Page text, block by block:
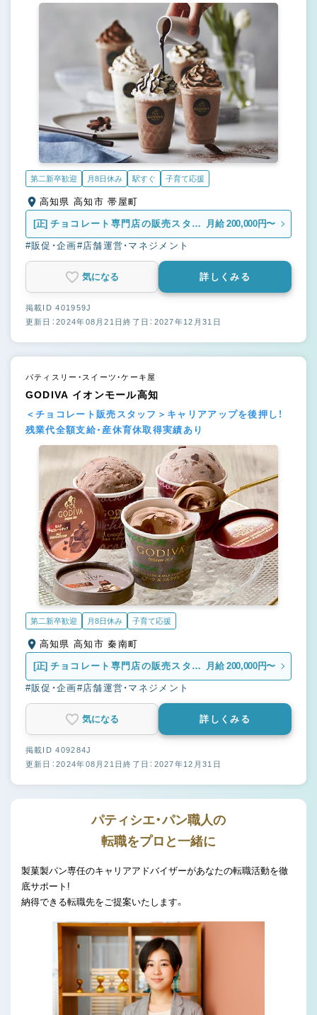
第二新卒歓迎 月8日休み 駅すぐ 子育て応援
高知県 高知市 帯屋町
[正] チョコレート専門店の販売スタッ
フ
月給 200,000円〜
#販促・企画#店舗運営・マネジメント
気になる 詳しくみる
掲載ID 401959J
更新日：2024年08月21日終了日：2027年12月31日
パティスリー・スイーツ・ケーキ屋
GODIVA イオンモール高知
＜チョコレート販売スタッフ＞キャリアアップを後押し！
残業代全額支給・産休育休取得実績あり
第二新卒歓迎 月8日休み 子育て応援
高知県 高知市 秦南町
[正] チョコレート専門店の販売スタッ
フ
月給 200,000円〜
#販促・企画#店舗運営・マネジメント
気になる 詳しくみる
掲載ID 409284J
更新日：2024年08月21日終了日：2027年12月31日
パティシエ・パン職人の
転職をプロと一緒に
製菓製パン専任のキャリアアドバイザーがあなたの転職活動を徹
底サポート!
納得できる転職先をご提案いたします。